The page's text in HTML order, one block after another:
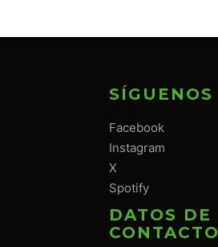
SÍGUENOS
Facebook
Instagram
X
Spotify
DATOS DE
CONTACTO